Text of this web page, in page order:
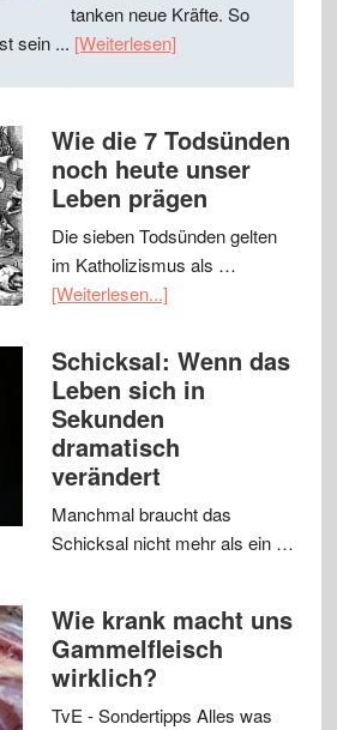
tanken neue Kräfte. So
sein ... [Weiterlesen]
Wie die 7 Todsünden
noch heute unser
Leben prägen
Die sieben Todsünden gelten
im Katholizismus als …
[Weiterlesen...]
Schicksal: Wenn das
Leben sich in
Sekunden
dramatisch
verändert
Manchmal braucht das
Schicksal nicht mehr als ein …
Wie krank macht uns
Gammelfleisch
wirklich?
TvE - Sondertipps Alles was